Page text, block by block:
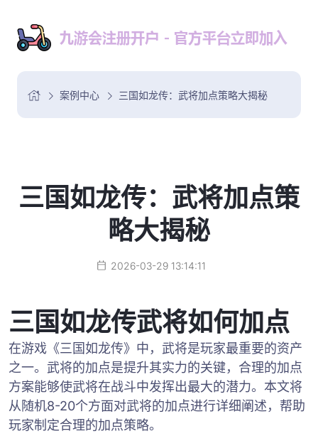
案例中心 三国如龙传：武将加点策略大揭秘
三国如龙传：武将加点策
略大揭秘
2026-03-29 13:14:11
三国如龙传武将如何加点
在游戏《三国如龙传》中，武将是玩家最重要的资产
之一。武将的加点是提升其实力的关键，合理的加点
方案能够使武将在战斗中发挥出最大的潜力。本文将
从随机8-20个方面对武将的加点进行详细阐述，帮助
玩家制定合理的加点策略。